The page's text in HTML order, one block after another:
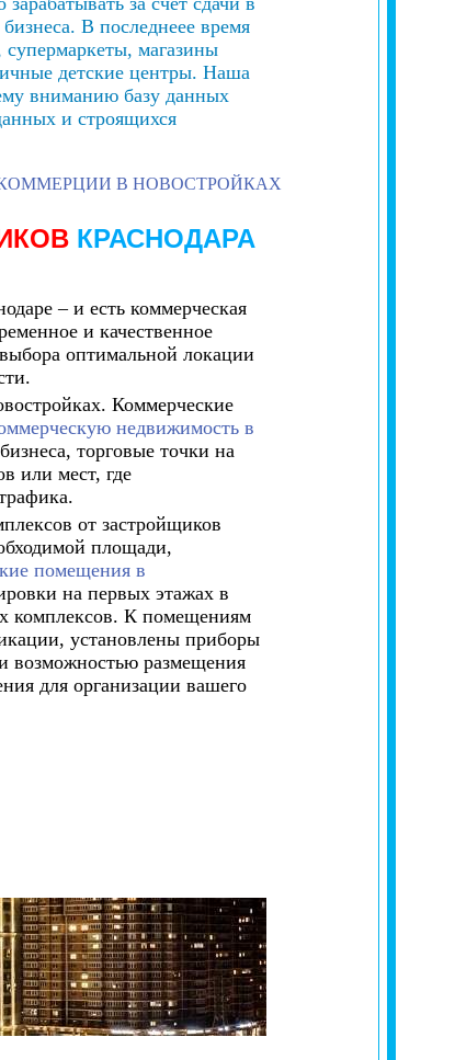
В последнеее время
магазины
детские центры. Наша
вниманию базу данных
и строящихся
В НОВОСТРОЙКАХ
КРАСНОДАРА
– и есть коммерческая
и качественное
оптимальной локации
Коммерческие
недвижимость в
торговые точки на
или мест, где
от застройщиков
площади,
помещения в
на первых этажах в
комплексов. К помещениям
установлены приборы
возможностью размещения
для организации вашего